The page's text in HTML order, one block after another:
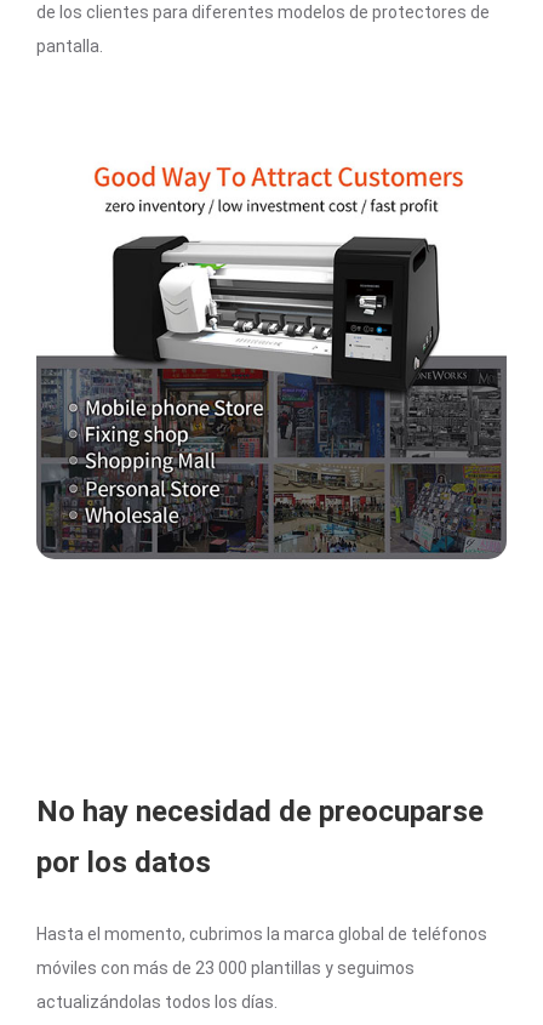
de los clientes para diferentes modelos de protectores de
pantalla.
No hay necesidad de preocuparse
por los datos
Hasta el momento, cubrimos la marca global de teléfonos
móviles con más de 23 000 plantillas y seguimos
actualizándolas todos los días.